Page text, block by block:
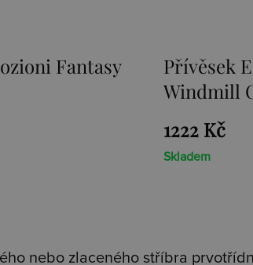
Emozioni Golden
Evil
1370
Skladem
nebo zlaceného stříbra